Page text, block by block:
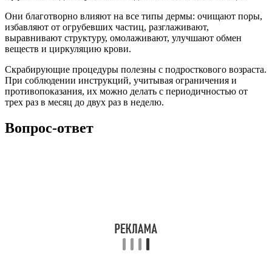
Они благотворно влияют на все типы дермы: очищают поры,
избавляют от огрубевших частиц, разглаживают,
выравнивают структуру, омолаживают, улучшают обмен
веществ и циркуляцию крови.
Скрабирующие процедуры полезны с подросткового возраста.
При соблюдении инструкций, учитывая ограничения и
противопоказания, их можно делать с периодичностью от
трех раз в месяц до двух раз в неделю.
Вопрос-ответ